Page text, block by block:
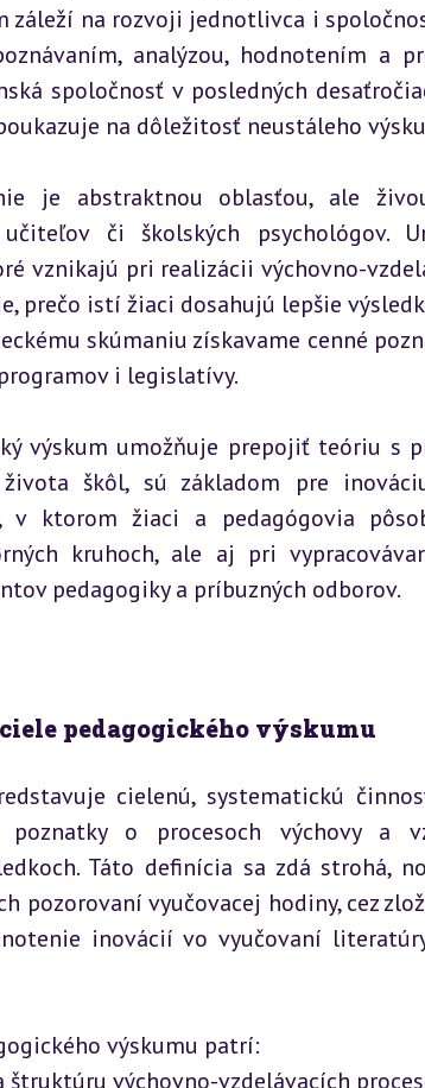
záleží na rozvoji jednotlivca i
analýzou, hodnotením a
spoločnosť v posledných
na dôležitosť neustáleho
je abstraktnou oblasťou, ale
či školských psychológov.
vznikajú pri realizácii výchovno-
prečo istí žiaci dosahujú lepšie
skúmaniu získavame cenné
i legislatívy.
výskum umožňuje prepojiť teóriu s
škôl, sú základom pre
v ktorom žiaci a pedagógovia
kruhoch, ale aj pri
pedagogiky a príbuzných odborov.
pedagogického výskumu
cielenú, systematickú
o procesoch výchovy a
Táto definícia sa zdá strohá,
pozorovaní vyučovacej hodiny, cez
inovácií vo vyučovaní
výskumu patrí:
štruktúru výchovno-vzdelávacích